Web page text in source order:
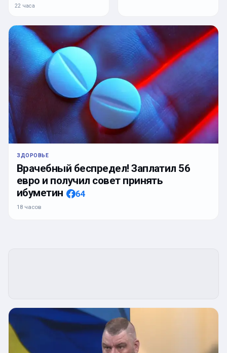
22 часа
ЗДОРОВЬЕ
Врачебный беспредел! Заплатил 56
евро и получил совет принять
ибуметин
64
18 часов